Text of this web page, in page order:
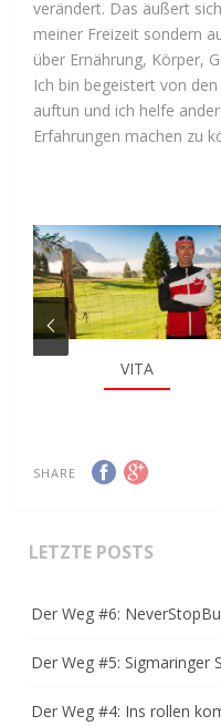
verändert. Das äußert
meiner Freizeit sondern
über Ernährung, Körper,
Ich bin begeistert von
auftun und ich helfe
Erfahrungen machen zu
VITA
SHARE
LETZTE POSTS
Der Weg #6:
Der Weg #5: Sigmaringer
Der Weg #4: Ins rollen